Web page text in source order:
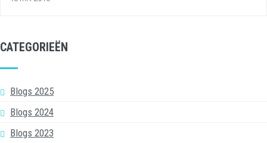
CATEGORIEËN
Blogs 2025
Blogs 2024
Blogs 2023